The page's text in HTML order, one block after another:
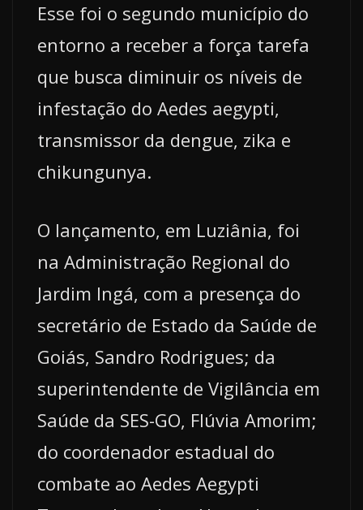
Esse foi o segundo município do
entorno a receber a força tarefa
que busca diminuir os níveis de
infestação do Aedes aegypti,
transmissor da dengue, zika e
chikungunya.
O lançamento, em Luziânia, foi
na Administração Regional do
Jardim Ingá, com a presença do
secretário de Estado da Saúde de
Goiás, Sandro Rodrigues; da
superintendente de Vigilância em
Saúde da SES-GO, Flúvia Amorim;
do coordenador estadual do
combate ao Aedes Aegypti